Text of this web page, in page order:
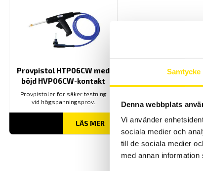
Samtycke
Denna webbplats
Vi använder
sociala medier och
till de sociala medier
med annan
Provpistol HTP06CW med
böjd HVP06CW-kontakt
Provpistoler för säker testning
vid högspänningsprov.
LÄS MER